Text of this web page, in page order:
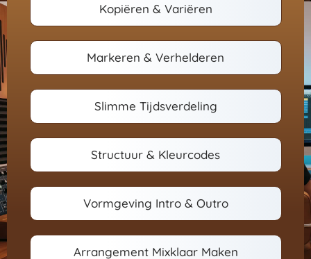
Kopiëren & Variëren
Markeren & Verhelderen
Slimme Tijdsverdeling
Structuur & Kleurcodes
Vormgeving Intro & Outro
Arrangement Mixklaar Maken